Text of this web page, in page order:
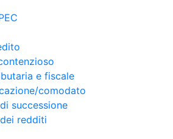
e fiscale
comodato
successione
redditi